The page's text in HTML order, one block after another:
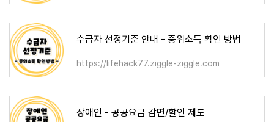
수급자 선정기준 안내 - 중위소득 확인 방법
https://lifehack77.ziggle-ziggle.com
장애인 - 공공요금 감면/할인 제도